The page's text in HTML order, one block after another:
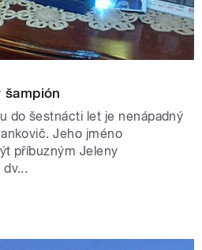
do šestnácti let je nenápadný
Jeho jméno
příbuzným Jeleny